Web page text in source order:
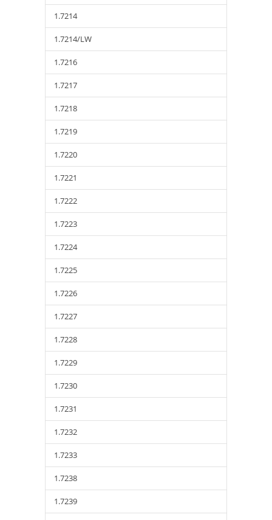
1.7214
1.7214/LW
1.7216
1.7217
1.7218
1.7219
1.7220
1.7221
1.7222
1.7223
1.7224
1.7225
1.7226
1.7227
1.7228
1.7229
1.7230
1.7231
1.7232
1.7233
1.7238
1.7239